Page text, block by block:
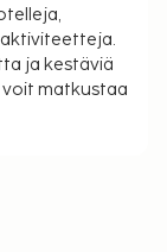
ja kestäviä
matkustaa